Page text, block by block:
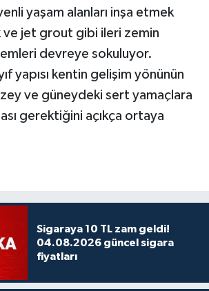
yaşam alanları inşa etmek
ve jet grout gibi ileri zemin
devreye sokuluyor.
yapısı kentin gelişim yönünün
ve güneydeki sert yamaçlara
gerektiğini açıkça ortaya
Sigaraya 10 TL zam geldi!
04.08.2026 güncel sigara
fiyatları